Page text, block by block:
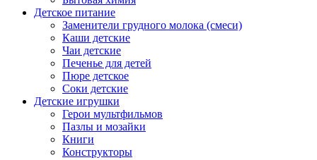
Детское питание
Заменители грудного молока (смеси)
Каши детские
Чаи детские
Печенье для детей
Пюре детское
Соки детские
Детские игрушки
Герои мультфильмов
Пазлы и мозайки
Книги
Конструкторы